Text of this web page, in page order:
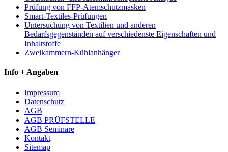
Prüfung von FFP-Atemschutzmasken
Smart-Textiles-Prüfungen
Untersuchung von Textilien und anderen
Bedarfsgegenständen auf verschiedenste Eigenschaften und
Inhaltstoffe
Zweikammern-Kühlanhänger
Info + Angaben
Impressum
Datenschutz
AGB
AGB PRÜFSTELLE
AGB Seminare
Kontakt
Sitemap